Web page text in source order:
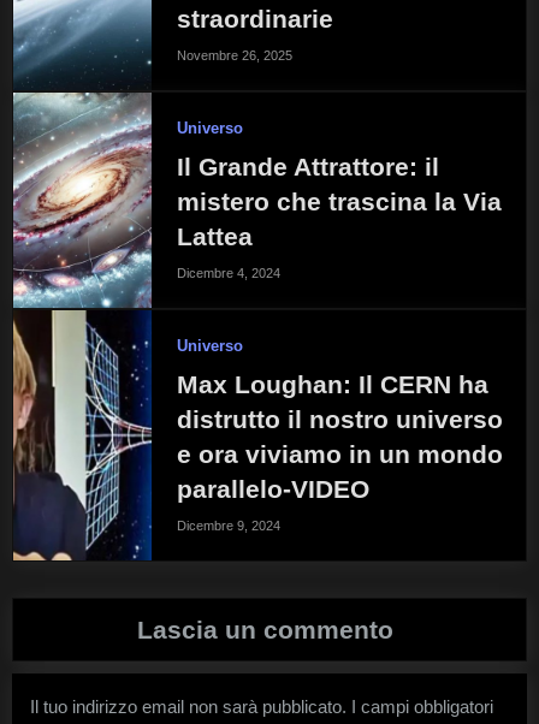
straordinarie
Novembre 26, 2025
Universo
Il Grande Attrattore: il
mistero che trascina la Via
Lattea
Dicembre 4, 2024
Universo
Max Loughan: Il CERN ha
distrutto il nostro universo
e ora viviamo in un mondo
parallelo-VIDEO
Dicembre 9, 2024
Lascia un commento
Il tuo indirizzo email non sarà pubblicato. I campi obbligatori